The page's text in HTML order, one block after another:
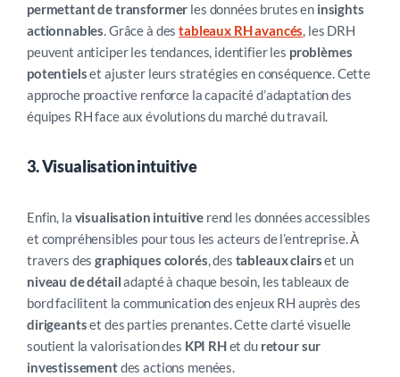
permettant de transformer les données brutes en insights
actionnables. Grâce à destableaux RH avancés, les DRH
peuvent anticiper les tendances, identifier les problèmes
potentielset ajuster leurs stratégies en conséquence. Cette
approche proactive renforce la capacité d’adaptation des
équipes RH face aux évolutions du marché du travail.
3. Visualisation intuitive
Enfin, la visualisation intuitive rend les données accessibles
et compréhensibles pour tous les acteurs de l’entreprise. À
travers desgraphiques colorés, des tableaux clairset un
niveau de détailadapté à chaque besoin, les tableaux de
bord facilitent la communication des enjeux RH auprès des
dirigeantset des parties prenantes. Cette clarté visuelle
soutient la valorisation des KPI RHet du retour sur
investissementdes actions menées.